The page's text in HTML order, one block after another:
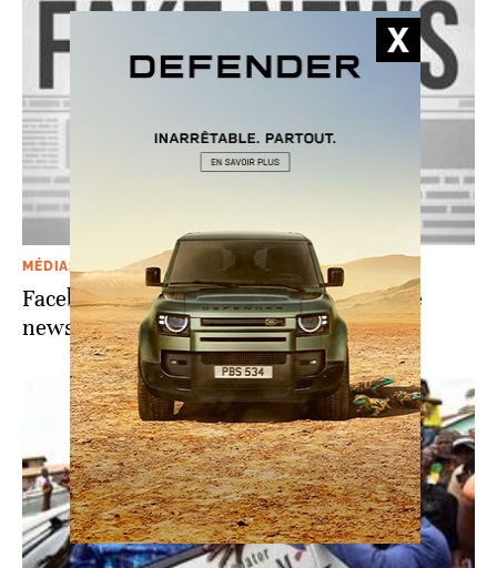
MÉDIAS
Facebook part en croisade contre les fake
news dans dix nouveaux pays d'Afrique